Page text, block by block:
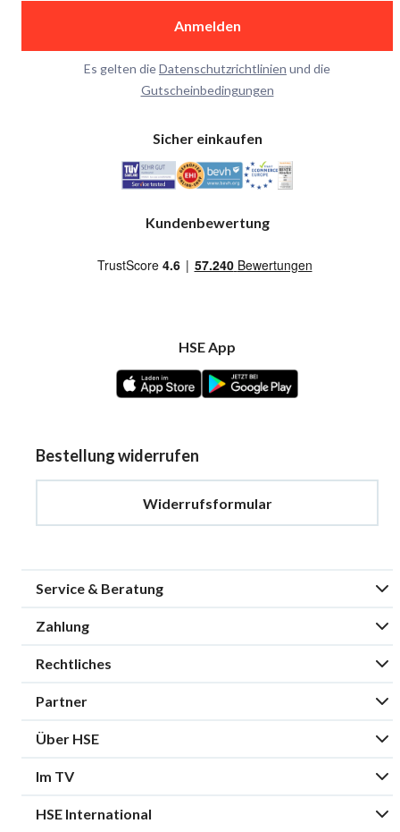
Anmelden
Es gelten dieDatenschutzrichtlinien und die
Gutscheinbedingungen
Sicher einkaufen
Kundenbewertung
HSE App
Bestellung widerrufen
Widerrufsformular
Service & Beratung
Zahlung
Rechtliches
Partner
Über HSE
Im TV
HSE International